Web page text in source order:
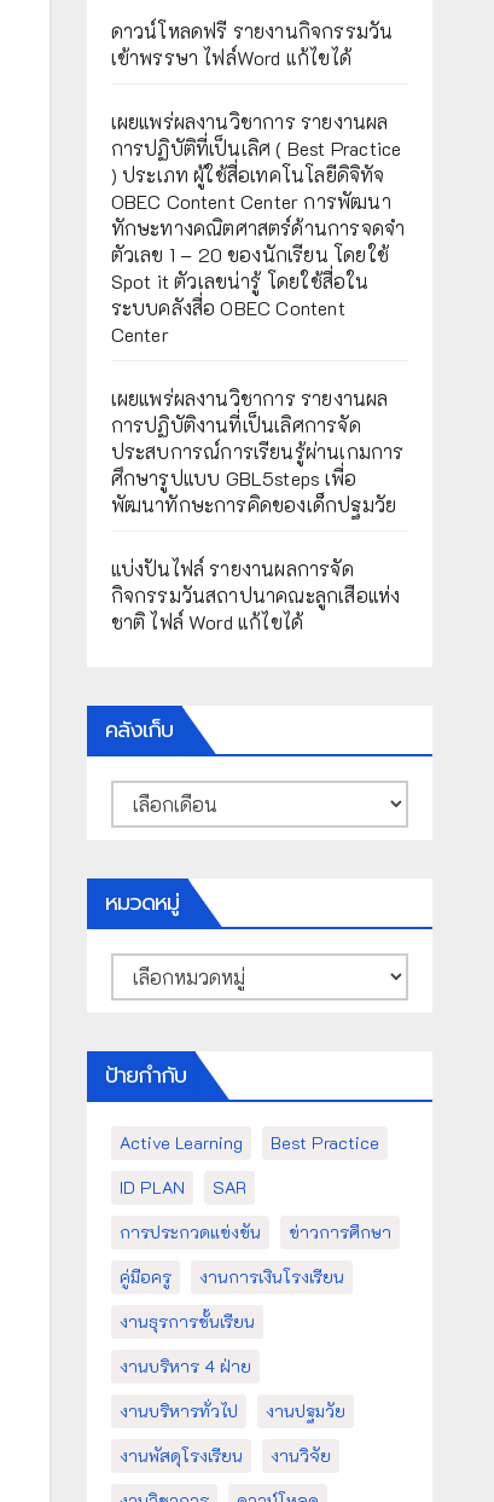
ดาวน์โหลดฟรี รายงานกิจกรรมวัน
เข้าพรรษา ไฟล์Word แก้ไขได้
เผยแพร่ผลงานวิชาการ รายงานผล
การปฏิบัติที่เป็นเลิศ ( Best Practice
) ประเภท ผู้ใช้สื่อเทคโนโลยีดิจิทัจ
OBEC Content Center การพัฒนา
ทักษะทางคณิตศาสตร์ด้านการจดจำ
ตัวเลข 1 – 20 ของนักเรียน โดยใช้
Spot it ตัวเลขน่ารู้ โดยใช้สื่อใน
ระบบคลังสื่อ OBEC Content
Center
เผยแพร่ผลงานวิชาการ รายงานผล
การปฏิบัติงานที่เป็นเลิศการจัด
ประสบการณ์การเรียนรู้ผ่านเกมการ
ศึกษารูปแบบ GBL5steps เพื่อ
พัฒนาทักษะการคิดของเด็กปฐมวัย
แบ่งปันไฟล์ รายงานผลการจัด
กิจกรรมวันสถาปนาคณะลูกเสือแห่ง
ชาติ ไฟล์ Word แก้ไขได้
คลังเก็บ
คลัง
เก็บ
หมวดหมู่
หมวด
หมู่
ป้ายกำกับ
Active Learning
Best Practice
ID PLAN
SAR
การประกวดแข่งขัน
ข่าวการศึกษา
คู่มือครู
งานการเงินโรงเรียน
งานธุรการชั้นเรียน
งานบริหาร 4 ฝ่าย
งานบริหารทั่วไป
งานปฐมวัย
งานพัสดุโรงเรียน
งานวิจัย